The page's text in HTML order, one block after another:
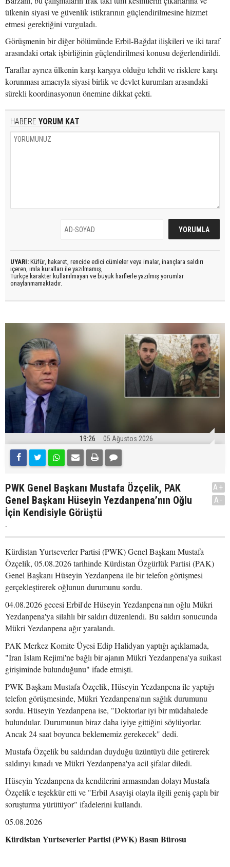
ülkenin siyasi ve güvenlik istikrarının güçlendirilmesine hizmet
etmesi gerektiğini vurguladı.
Görüşmenin bir diğer bölümünde Erbil-Bağdat ilişkileri ve iki taraf
arasındaki ortak işbirliğinin güçlendirilmesi konusu değerlendirildi.
Taraflar ayrıca ülkenin karşı karşıya olduğu tehdit ve risklere karşı
korunması amacıyla siyasi birlik ve devlet kurumları arasındaki
sürekli koordinasyonun önemine dikkat çekti.
HABERE YORUM KAT
UYARI: Küfür, hakaret, rencide edici cümleler veya imalar, inançlara saldırı
içeren, imla kuralları ile yazılmamış,
Türkçe karakter kullanılmayan ve büyük harflerle yazılmış yorumlar
onaylanmamaktadır.
19:26 05 Ağustos 2026
PWK Genel Başkanı Mustafa Özçelik, PAK
Genel Başkanı Hüseyin Yezdanpena’nın Oğlu
İçin Kendisiyle Görüştü
.
A+
A-
Kürdistan Yurtseverler Partisi (PWK) Genel Başkanı Mustafa
Özçelik, 05.08.2026 tarihinde Kürdistan Özgürlük Partisi (PAK)
Genel Başkanı Hüseyin Yezdanpena ile bir telefon görüşmesi
gerçekleştirerek oğlunun durumunu sordu.
04.08.2026 gecesi Erbil'de Hüseyin Yezdanpena'nın oğlu Mükri
Yezdanpena'ya silahlı bir saldırı düzenlendi. Bu saldırı sonucunda
Mükri Yezdanpena ağır yaralandı.
PAK Merkez Komite Üyesi Edip Halidyan yaptığı açıklamada,
"İran İslam Rejimi'ne bağlı bir ajanın Mükri Yezdanpena'ya suikast
girişiminde bulunduğunu" ifade etmişti.
PWK Başkanı Mustafa Özçelik, Hüseyin Yezdanpena ile yaptığı
telefon görüşmesinde, Mükri Yezdanpena'nın sağlık durumunu
sordu. Hüseyin Yezdanpena ise, "Doktorlar iyi bir müdahalede
bulundular. Durumunun biraz daha iyiye gittiğini söylüyorlar.
Ancak 24 saat boyunca beklememiz gerekecek" dedi.
Mustafa Özçelik bu saldırıdan duyduğu üzüntüyü dile getirerek
saldırıyı kınadı ve Mükri Yezdanpena'ya acil şifalar diledi.
Hüseyin Yezdanpena da kendilerini armasından dolayı Mustafa
Özçelik'e teşekkür etti ve "Erbil Asayişi olayla ilgili geniş çaplı bir
soruşturma yürütüyor" ifadelerini kullandı.
05.08.2026
Kürdistan Yurtseverler Partisi (PWK) Basın Bürosu